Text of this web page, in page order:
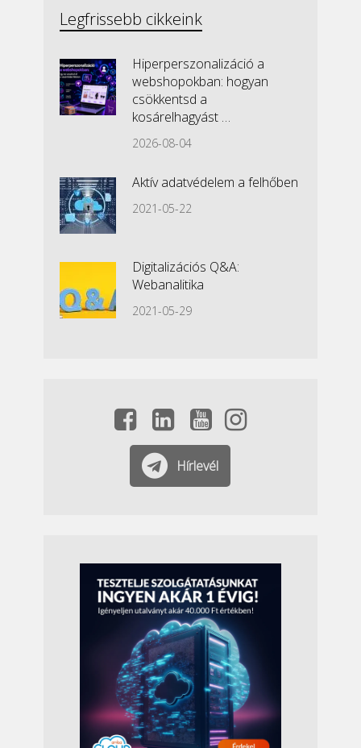
Legfrissebb cikkeink
Hiperperszonalizáció a
webshopokban: hogyan
csökkentsd a
kosárelhagyást …
2026-08-04
Aktív adatvédelem a felhőben
2021-05-22
Digitalizációs Q&A:
Webanalitika
2021-05-29
Hírlevél